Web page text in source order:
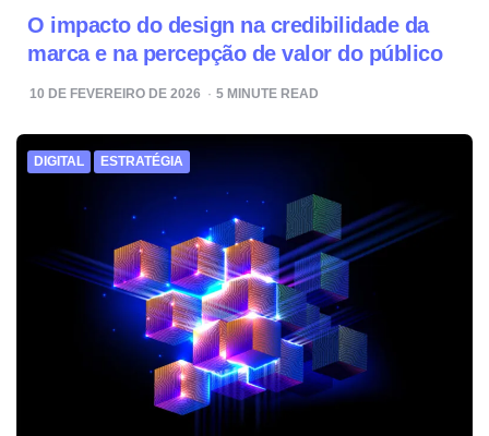
O impacto do design na credibilidade da
marca e na percepção de valor do público
10 DE FEVEREIRO DE 2026 5 MINUTE READ
DIGITAL ESTRATÉGIA